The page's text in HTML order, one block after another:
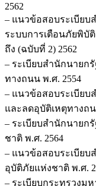
2562
– แนวข้อสอบระเบียบ
ระบบการเตือนภัยพิบั
ถึง (ฉบับที่ 2) 2562
– ระเบียบสำนักนายก
ทางถนน พ.ศ. 2554
– แนวข้อสอบระเบีย
และลดอุบัติเหตุทางถ
– ระเบียบสำนักนายก
ชาติ พ.ศ. 2564
– แนวข้อสอบระเบีย
อุบัติภัยแห่งชาติ พ.ศ.
– ระเบียบกระทรวงม